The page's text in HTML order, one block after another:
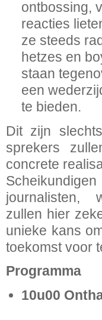
ontbossing,
reacties
ze steeds
hetzes en
staan
een
te bieden.
Dit zijn
sprekers
concrete
journalisten,
zullen hier
unieke kans
toekomst voor
Programma
10u00